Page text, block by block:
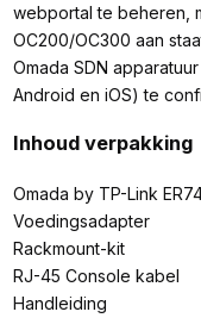
webportal te beheren,
OC200/OC300 aan
Omada SDN
Android en iOS) te
Inhoud verpakking
Omada by TP-Link
Voedingsadapter
Rackmount-kit
RJ-45 Console kabel
Handleiding